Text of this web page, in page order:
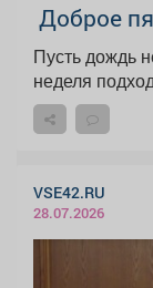
Доброе
Пусть дождь
VSE42.RU
28.07.2026